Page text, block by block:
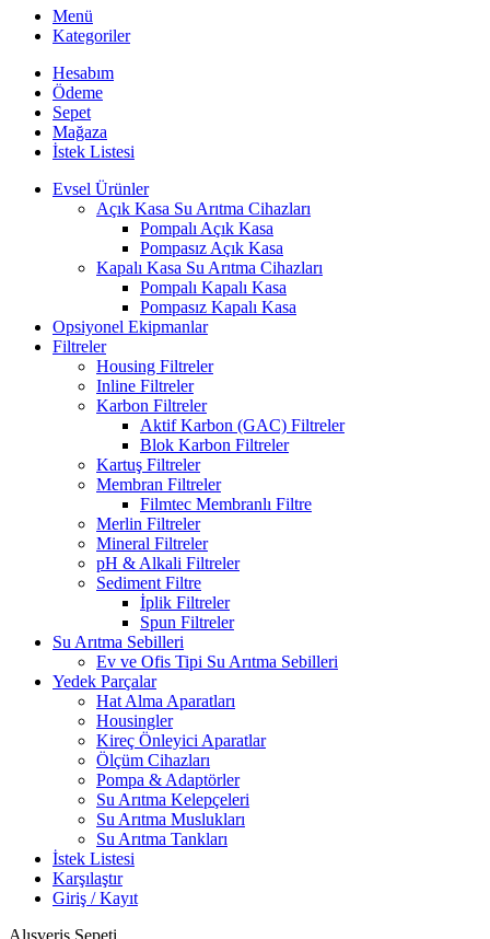
Menü
Kategoriler
Hesabım
Ödeme
Sepet
Mağaza
İstek Listesi
Evsel Ürünler
Açık Kasa Su Arıtma Cihazları
Pompalı Açık Kasa
Pompasız Açık Kasa
Kapalı Kasa Su Arıtma Cihazları
Pompalı Kapalı Kasa
Pompasız Kapalı Kasa
Opsiyonel Ekipmanlar
Filtreler
Housing Filtreler
Inline Filtreler
Karbon Filtreler
Aktif Karbon (GAC) Filtreler
Blok Karbon Filtreler
Kartuş Filtreler
Membran Filtreler
Filmtec Membranlı Filtre
Merlin Filtreler
Mineral Filtreler
pH & Alkali Filtreler
Sediment Filtre
İplik Filtreler
Spun Filtreler
Su Arıtma Sebilleri
Ev ve Ofis Tipi Su Arıtma Sebilleri
Yedek Parçalar
Hat Alma Aparatları
Housingler
Kireç Önleyici Aparatlar
Ölçüm Cihazları
Pompa & Adaptörler
Su Arıtma Kelepçeleri
Su Arıtma Muslukları
Su Arıtma Tankları
İstek Listesi
Karşılaştır
Giriş / Kayıt